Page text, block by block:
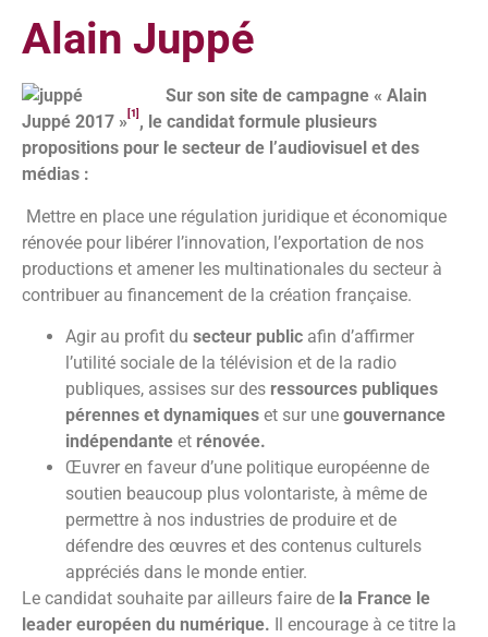
Alain Juppé
Sur son site de campagne « Alain
Juppé 2017 » [1] , le candidat formule plusieurs
propositions pour le secteur de l’audiovisuel et des
médias :
Mettre en place une régulation juridique et économique
rénovée pour libérer l’innovation, l’exportation de nos
productions et amener les multinationales du secteur à
contribuer au financement de la création française.
Agir au profit du secteur public afin d’affirmer
l’utilité sociale de la télévision et de la radio
publiques, assises sur des ressources publiques
pérennes et dynamiques et sur une gouvernance
indépendante et rénovée.
Œuvrer en faveur d’une politique européenne de
soutien beaucoup plus volontariste, à même de
permettre à nos industries de produire et de
défendre des œuvres et des contenus culturels
appréciés dans le monde entier.
Le candidat souhaite par ailleurs faire de la France le
leader européen du numérique. Il encourage à ce titre la